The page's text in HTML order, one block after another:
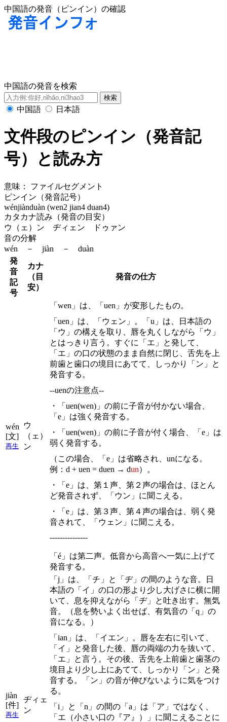
中国語の発音（ピンイン）の確認
中国語の発音を検索
中国語 日本語
文件段のピンイン（発音記
号）と読み方
意味：
ファイルセグメント
ピンイン（発音記号）
wénjiànduàn (wen2 jian4 duan4)
カタカナ読み（発音の目安）
ウ（ェ）ン ヂィェン ドゥァン
音の分解
wén － jiàn － duàn
発
音
記
号
カナ
（目
安）
発音の仕方
wén
[文]
再生
ウ
（ェ）
ン
「wen」は、「uen」が変形したもの。
「uen」は、「ウェン」。「u」は、日本語の
「ウ」の構えを取り、唇を丸くしながら「ウ」
とはっきり言う。すぐに「エ」と発して、
「エ」の口の状態のまま自然に閉じ、舌先を上
前歯と歯口の境目にあてて、しっかり「ン」と
発音する。
--uenの注意点--
・「uen(wen)」の前に子音が付かない場合、
「e」は強く発音する。
・「uen(wen)」の前に子音が付く場合、「e」は
弱く発音する。
（この場合、「e」は省略され、unになる。
例：d + uen = duen → dun）。
・「e」は、第１声、第２声の場合は、ほとん
ど発音されず、「ウン」に聞こえる。
・「e」は、第３声、第４声の場合は、弱く発
音されて、「ウェン」に聞こえる。
---------------
「é」は第二声。低音から高音へ一気に上げて
発音する。
jiàn
[件]
再生
ヂィェ
ン
「j」は、「チ」と「ヂ」の間のような音。日
本語の「イ」の口の形より少し大げさに横に開
いて、息を抑えながら「ヂ」と吐き出す。無気
音。（息を勢いよく出せば、有気音の「q」の
音になる。）
「ian」は、「イエン」。唇を左右に引いて、
「イ」と発音した後、唇の両端の力を抜いて、
「エ」と言う。その後、舌先を上前歯と歯茎の
境目より少し上にあてて、しっかり「ン」と発
音する。「ン」の音が伸びないように気をつけ
る。
「i」と「n」の間の「a」は「ア」ではなく、
「エ（小さい口の『ア』）」に聞こえることに